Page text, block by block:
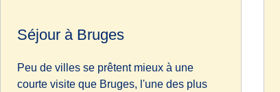
Séjour à Bruges
Peu de villes se prêtent mieux à une
courte visite que Bruges, l'une des plus